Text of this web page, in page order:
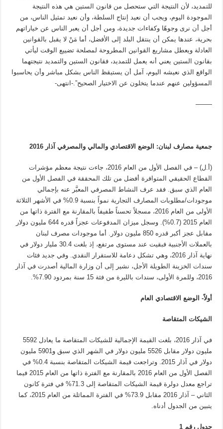
للتمديد، لأن النتيجة التي ستحصل من قانون الستين هي هذه النتيجة
الموجودة اليوم، ويجب أن نعيد إنتاج السلطة، وأن نعيد تمثيل الناس، من
أجل أن نرى وجوهًا وكفاءات جديدة، ومن أجل أن يعبر الناس عن خياراتهم
بحرية، عندها يمكن أن ينتقل البلد إلى الأفضل، أما مَنْ لا يقبل بالقوانين
العادلة ويعطل مشاريع القوانين المطروحة لمصلحة تضييع الوقت ليأتي
بقانون الستين يعني أنه يعمل للتمديد، فقانون الستين والتمديد نتيجتهما
الواقع الذي نعيشه اليوم، آمل أن يستيقظ الناس بشكل مباشر وأن يحاسبوا
المسؤولين عنهم عندما يتخلون عن الاختيار الصحيح”.-انتهى-
——–
جمعية مصارف لبنان: الوضع الاقتصادي والمالي والمصرفي آذار 2016
(أ.ل) – في الفصل الأول من العام 2016، جاءت نتيجة معظم مؤشرات
القطاع الحقيقي المتوافرة أفضل من تلك المحققة في الفصل الأول من
العام الذي سبق. فقد عرف النشاط المصرفي المعبَّر عنه بإجمالي
موجودات/مطلوبات المصارف التجارية نمواً بنسبة 0.9% في الأشهر الثلاثة
الأولى من العام 2016، مسجلاً تحسناً طفيفاً بالمقارنة مع الفترة ذاتها من
العام 2015 (0.7%). وسجل ميزان المدفوعات عجزاً قدره 644 مليون دولار
مقابل عجز أكبر قدره 850 مليون دولار. أما موجودات مصرف لبنان
بالعملات الأجنبية فبقيت عند مستوى مرتفع، إذ بلغت 30.4 مليار دولار في
نهاية آذار 2016، وهي تشكل دعامة للاستقرار النقدي. وفي جديد فئات
سندات الخزينة الطويلة الأجل، نشير إلى أن وزارة المالية أصدرت في آذار
2016، وللمرة الأولى، سندات بالليرة من فئة 15 سنة بمردود 7.90%.
أولاً- الوضع الاقتصادي العام
الشيكات المتقاصة
في آذار 2016، بلغت القيمة الإجمالية للشيكات المتقاصة ما يعادل 5592
مليون دولار مقابل 5526 مليون دولار في الشهر الذي سبق و5901 مليون
دولار في آذار 2015. وتراجعت قيمة الشيكات المتقاصة بنسبة 0.4% في
الفصل الأول من العام 2016 بالمقارنة مع الفترة ذاتها من العام 2015 فيما
تراجع معدل دولرة قيمة الشيكات المتقاصة إلى 71.3% في فترة كانون
الثاني – آذار 2016 مقابل 73.9% في الفترة المماثلة من العام 2015، كما
يتبين من الجدول أدناه.
جدول رقم 1